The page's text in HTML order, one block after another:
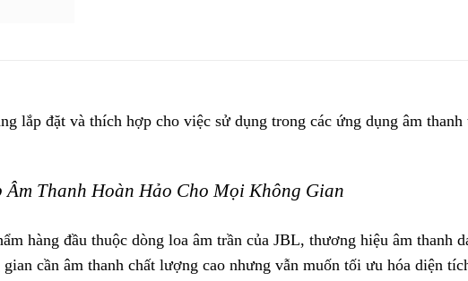
lắp đặt và thích hợp cho việc sử dụng trong các ứng dụng âm
Thanh Hoàn Hảo Cho Mọi Không Gian
hàng đầu thuộc dòng loa âm trần của JBL, thương hiệu âm thanh
cần âm thanh chất lượng cao nhưng vẫn muốn tối ưu hóa diện